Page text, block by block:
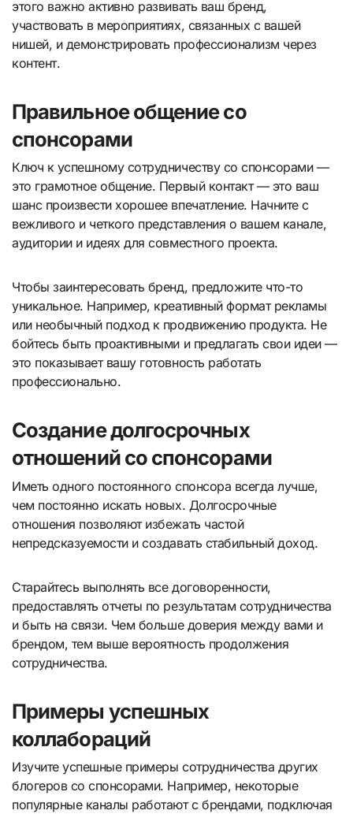
этого важно активно развивать ваш бренд,
участвовать в мероприятиях, связанных с вашей
нишей, и демонстрировать профессионализм через
контент.
Правильное общение со
спонсорами
Ключ к успешному сотрудничеству со спонсорами —
это грамотное общение. Первый контакт — это ваш
шанс произвести хорошее впечатление. Начните с
вежливого и четкого представления о вашем канале,
аудитории и идеях для совместного проекта.
Чтобы заинтересовать бренд, предложите что-то
уникальное. Например, креативный формат рекламы
или необычный подход к продвижению продукта. Не
бойтесь быть проактивными и предлагать свои идеи —
это показывает вашу готовность работать
профессионально.
Создание долгосрочных
отношений со спонсорами
Иметь одного постоянного спонсора всегда лучше,
чем постоянно искать новых. Долгосрочные
отношения позволяют избежать частой
непредсказуемости и создавать стабильный доход.
Старайтесь выполнять все договоренности,
предоставлять отчеты по результатам сотрудничества
и быть на связи. Чем больше доверия между вами и
брендом, тем выше вероятность продолжения
сотрудничества.
Примеры успешных
коллабораций
Изучите успешные примеры сотрудничества других
блогеров со спонсорами. Например, некоторые
популярные каналы работают с брендами, подключая